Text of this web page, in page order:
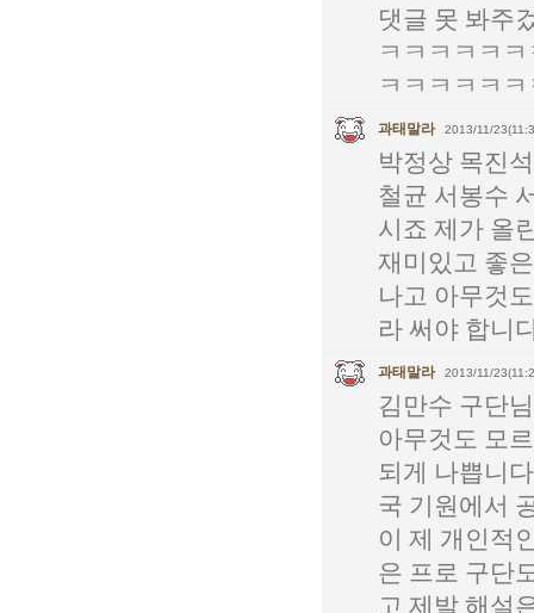
댓글 못 봐주
ㅋㅋㅋㅋㅋ
ㅋㅋㅋㅋㅋ
과태말라 2013/11/
박정상 목진
철균 서봉수
시죠 제가 올
재미있고 좋
나고 아무것
라 써야 합니
과태말라 2013/11/
김만수 구단
아무것도 모
되게 나쁩니
국 기원에서
이 제 개인적
은 프로 구단
고 제발 해설